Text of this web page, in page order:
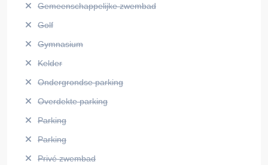
Gemeenschappelijke zwembad
Golf
Gymnasium
Kelder
Ondergrondse parking
Overdekte parking
Parking
Parking
Privé zwembad